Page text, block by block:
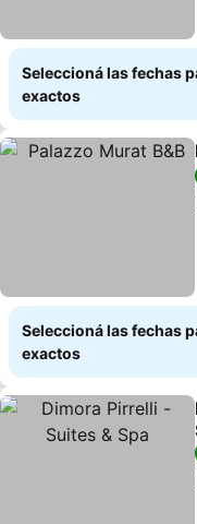
Seleccioná las fechas
exactos
Seleccioná las fechas
exactos